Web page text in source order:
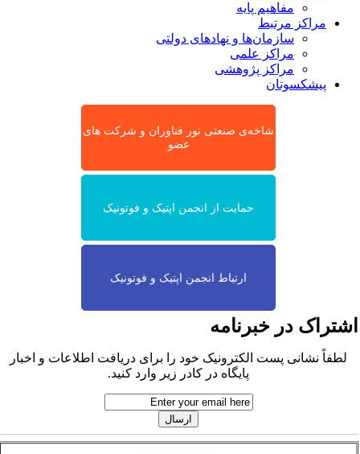
مفاهیم پایه
مراکز مرتبط
سازمان‌ها و نهادهای دولتی
مراکز علمی
مراکز پژوهشی
پیشکسوتان
شاخه‌ی صنعتی نور فناوران و شرکت های
عضو
حمایت از انجمن اپتیک و فوتونیک
ارتباط انجمن اپتیک و فوتونیک
در خبرنامه
لطفاً نشانی پست الکترونیک خود را برای دریافت اطلاعات و اخبار
پایگاه در کادر زیر وارد کنید.